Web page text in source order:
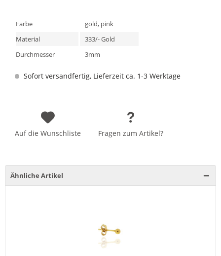
Farbe
gold, pink
Material
333/- Gold
Durchmesser
3mm
Sofort versandfertig, Lieferzeit ca. 1-3 Werktage
Auf die Wunschliste Fragen zum Artikel?
Ähnliche Artikel